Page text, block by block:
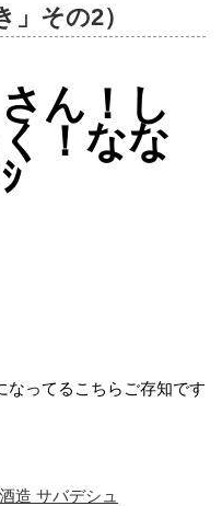
」その2）
ん！し
！なな
なってるこちらご存知です
造 サバデシュ